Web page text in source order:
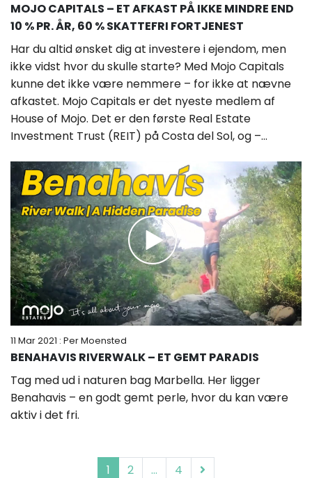
MOJO CAPITALS – ET AFKAST PÅ IKKE MINDRE END
10 % PR. ÅR, 60 % SKATTEFRI FORTJENEST
Har du altid ønsket dig at investere i ejendom, men
ikke vidst hvor du skulle starte? Med Mojo Capitals
kunne det ikke være nemmere – for ikke at nævne
afkastet. Mojo Capitals er det nyeste medlem af
House of Mojo. Det er den første Real Estate
Investment Trust (REIT) på Costa del Sol, og –...
11 Mar 2021 : Per Moensted
BENAHAVIS RIVERWALK – ET GEMT PARADIS
Tag med ud i naturen bag Marbella. Her ligger
Benahavis – en godt gemt perle, hvor du kan være
aktiv i det fri.
1 2 … 4